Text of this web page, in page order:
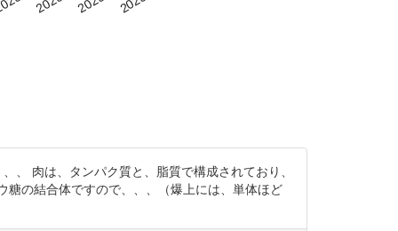
、 肉は、タンパク質と、脂質で構成されており、
の結合体ですので、、、（爆上には、単体ほど